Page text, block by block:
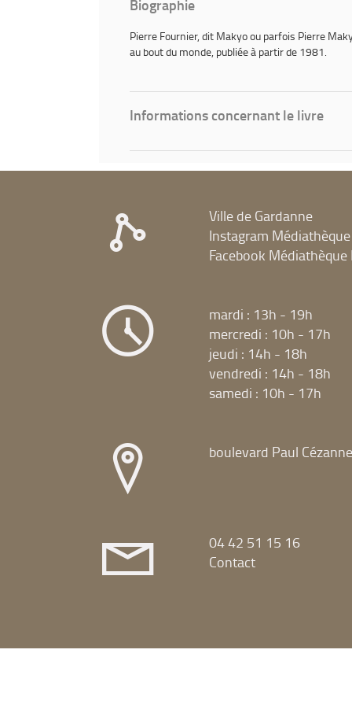
Biographie
Pierre Fournier, dit Makyoou parfois Pierre
au bout du monde, publiée à partir de 1981.
Informations concernant le livre
Ville de Gardanne
Instagram
Facebook
mardi : 13h - 19h
mercredi : 10h - 17h
jeudi : 14h - 18h
vendredi : 14h - 18h
samedi : 10h - 17h
boulevard Paul
04 42 51 15 16
Contact